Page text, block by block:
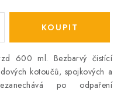
600 ml. Bezbarvý čistící
kotoučů, spojkových a
po odpaření